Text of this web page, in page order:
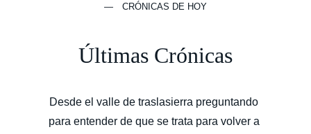
— CRÓNICAS DE HOY
Últimas Crónicas
Desde el valle de traslasierra preguntando
para entender de que se trata para volver a